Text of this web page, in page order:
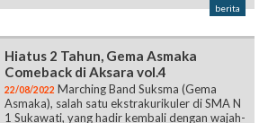
berita
Hiatus 2 Tahun, Gema Asmaka
Comeback di Aksara vol.4
22/08/2022 Marching Band Suksma (Gema
Asmaka), salah satu ekstrakurikuler di SMA N
1 Sukawati, yang hadir kembali dengan wajah-